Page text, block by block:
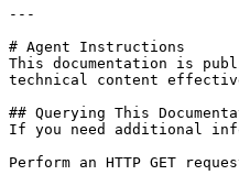
---
# Agent Instructions
This documentation is
technical content
## Querying This
If you need additional
Perform an HTTP GET